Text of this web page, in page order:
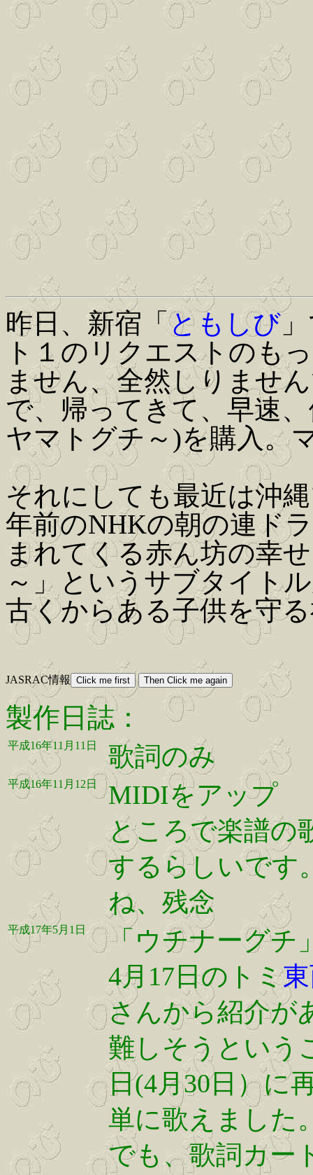
昨日、新宿「ともしび
ト１のリクエストのも
ません、全然しりませ
で、帰ってきて、早速
ヤマトグチ～)を購入。
それにしても最近は沖
年前のNHKの朝の連ド
まれてくる赤ん坊の幸
～」というサブタイト
古くからある子供を守
JASRAC情報
製作日誌：
平成16年11月11日 歌詞のみ
平成16年11月12日
MIDIをアップ
ところで楽譜の
するらしいです
ね、残念
平成17年5月1日
「ウチナーグチ
4月17日のトミ
さんから紹介が
難しそうという
日(4月30日）に
単に歌えました
でも、歌詞カー